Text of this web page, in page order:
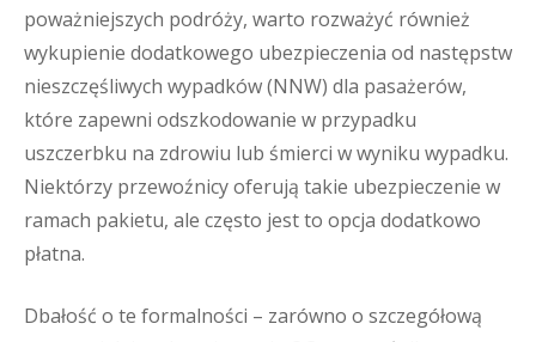
poważniejszych podróży, warto rozważyć również
wykupienie dodatkowego ubezpieczenia od następstw
nieszczęśliwych wypadków (NNW) dla pasażerów,
które zapewni odszkodowanie w przypadku
uszczerbku na zdrowiu lub śmierci w wyniku wypadku.
Niektórzy przewoźnicy oferują takie ubezpieczenie w
ramach pakietu, ale często jest to opcja dodatkowo
płatna.
Dbałość o te formalności – zarówno o szczegółową